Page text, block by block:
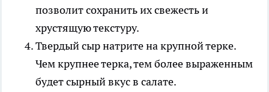
позволит сохранить их свежесть и
хрустящую текстуру.
Твердый сыр натрите на крупной терке.
Чем крупнее терка, тем более выраженным
будет сырный вкус в салате.